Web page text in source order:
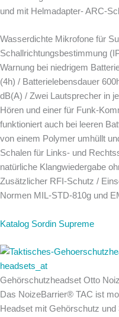
und mit Helmadapter- ARC-
Wasserdichte Mikrofone für
Schallrichtungsbestimmung
Warnung bei niedrigem
(4h) / Batterielebensdauer
dB(A) / Zwei Lautsprecher in
Hören und einer für Funk-
funktioniert auch bei leeren
von einem Polymer umhüllt
Schalen für Links- und
natürliche Klangwiedergabe
Zusätzlicher RFI-Schutz /
Normen MIL-STD-810g und
Katalog Sordin Supreme
Gehörschutzheadset Otto
Das NoizeBarrier® TAC ist
Headset mit Gehörschutz